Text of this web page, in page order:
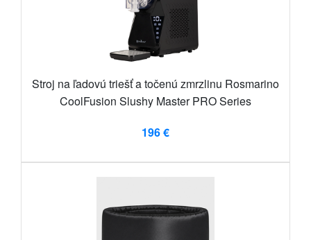
Stroj na ľadovú triešť a točenú zmrzlinu Rosmarino
CoolFusion Slushy Master PRO Series
196 €